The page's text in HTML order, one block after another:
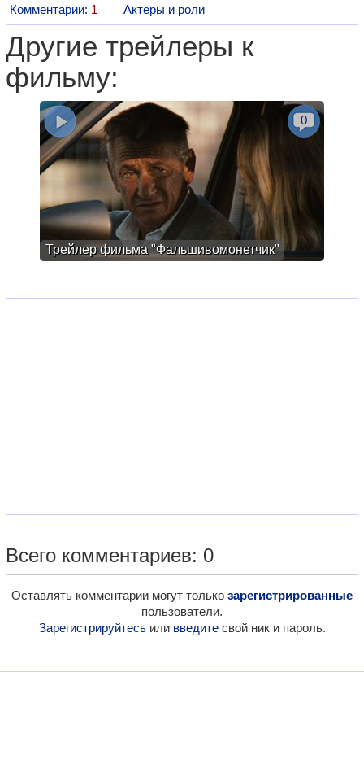
Комментарии: 1 Актеры и роли
Другие трейлеры к
фильму:
Трейлер фильма "Фальшивомонетчик"
0
Всего комментариев: 0
Оставлять комментарии могут только зарегистрированные
пользователи.
Зарегистрируйтесьили введитесвой ник и пароль.